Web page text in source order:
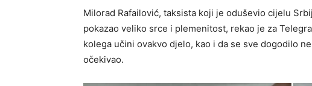
Milorad Rafailović, taksista koji je oduševio cijelu
pokazao veliko srce i plemenitost, rekao je za
kolega učini ovakvo djelo, kao i da se sve dogodilo
očekivao.